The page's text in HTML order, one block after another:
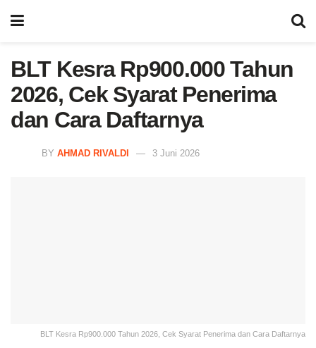
BLT Kesra Rp900.000 Tahun
2026, Cek Syarat Penerima
dan Cara Daftarnya
BY AHMAD RIVALDI 3 Juni 2026
BLT Kesra Rp900.000 Tahun 2026, Cek Syarat Penerima dan Cara Daftarnya